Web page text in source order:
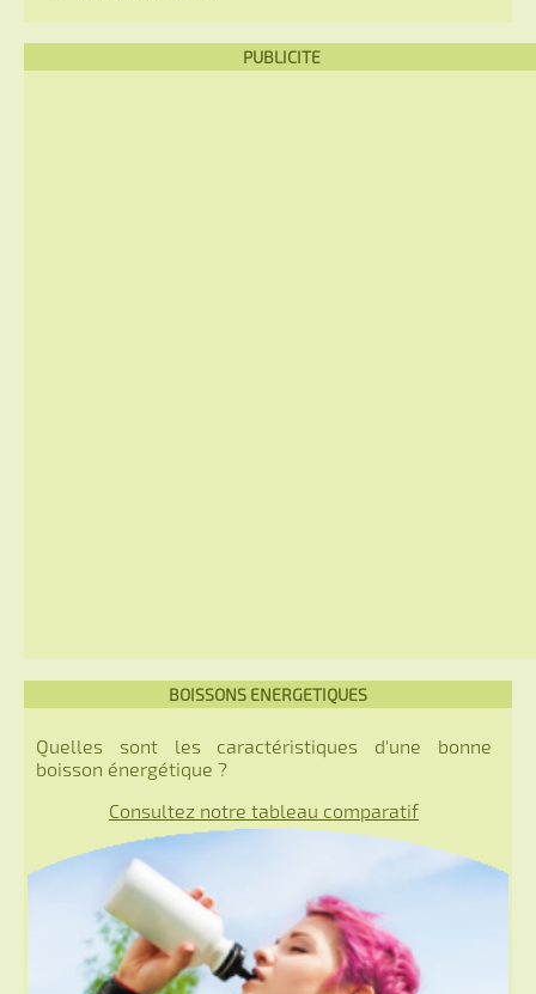
PUBLICITE
BOISSONS ENERGETIQUES
Quelles sont les caractéristiques d'une bonne
boisson énergétique ?
Consultez notre tableau comparatif